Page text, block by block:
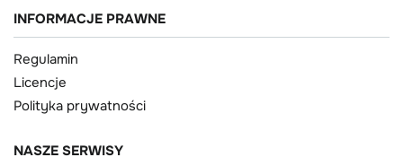
INFORMACJE PRAWNE
Regulamin
Licencje
Polityka prywatności
NASZE SERWISY